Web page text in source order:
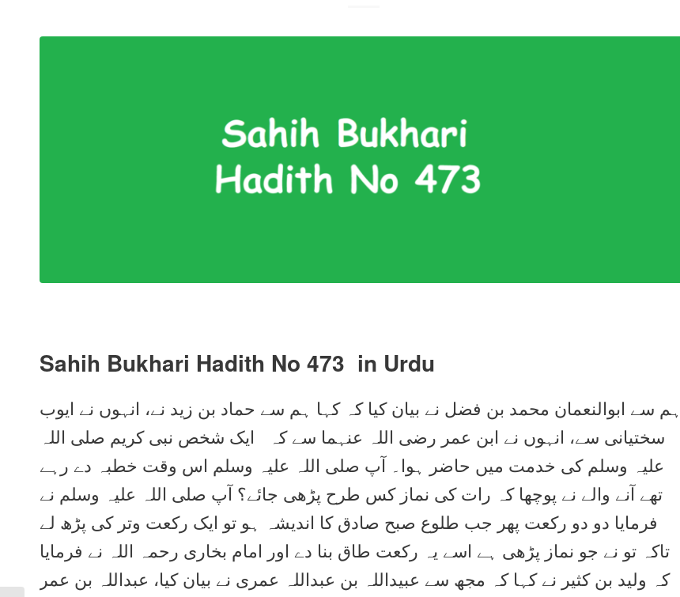
Sahih Bukhari Hadith No 473 in Urdu
ہم سے ابوالنعمان محمد بن فضل نے بیان کیا کہ کہا ہم سے حماد بن زید نے، انہوں نے ایوب
سختیانی سے، انہوں نے ابن عمر رضی اللہ عنہما سے کہ ایک شخص نبی کریم صلی اللہ
علیہ وسلم کی خدمت میں حاضر ہوا۔ آپ صلی اللہ علیہ وسلم اس وقت خطبہ دے رہے
تھے آنے والے نے پوچھا کہ رات کی نماز کس طرح پڑھی جائے؟ آپ صلی اللہ علیہ وسلم نے
فرمایا دو دو رکعت پھر جب طلوع صبح صادق کا اندیشہ ہو تو ایک رکعت وتر کی پڑھ لے
تاکہ تو نے جو نماز پڑھی ہے اسے یہ رکعت طاق بنا دے اور امام بخاری رحمہ اللہ نے فرمایا
کہ ولید بن کثیر نے کہا کہ مجھ سے عبیداللہ بن عبداللہ عمری نے بیان کیا، عبداللہ بن عمر